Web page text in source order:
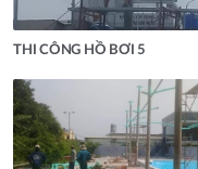
THI CÔNG HỒ BƠI 5